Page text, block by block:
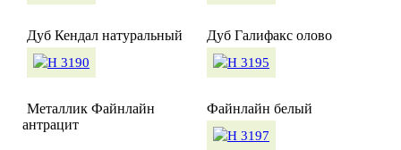
Дуб Кендал натуральный Дуб Галифакс олово
Металлик Файнлайн
антрацит
Файнлайн белый